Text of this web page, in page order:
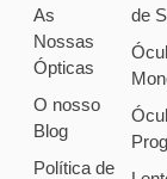
As
Nossas
Ópticas
O nosso
Blog
Política de
de